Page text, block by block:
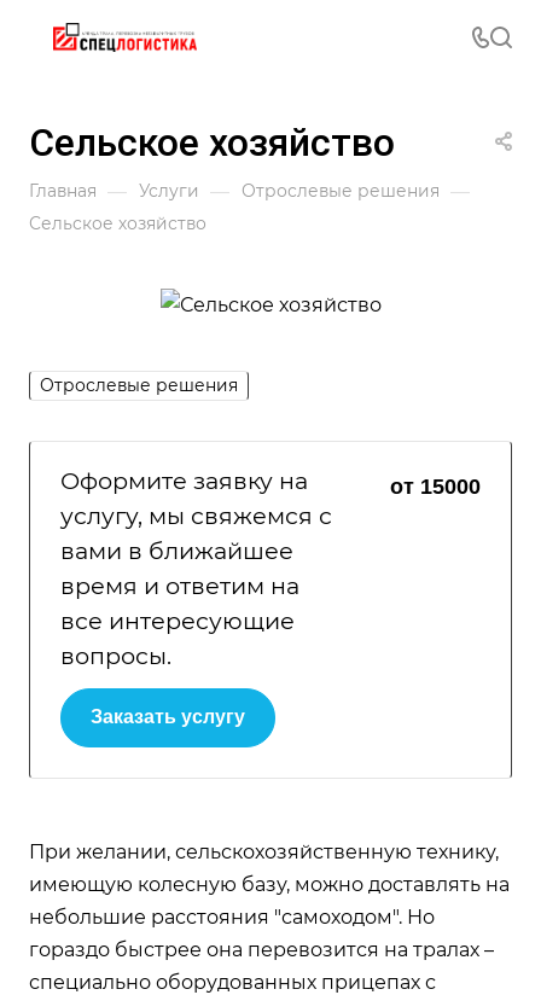
Сельское хозяйство
Главная — Услуги — Отрослевые решения —
Сельское хозяйство
Отрослевые решения
Оформите заявку на
услугу, мы свяжемся с
вами в ближайшее
время и ответим на
все интересующие
вопросы.
от 15000
Заказать услугу
При желании, сельскохозяйственную технику,
имеющую колесную базу, можно доставлять на
небольшие расстояния "самоходом". Но
гораздо быстрее она перевозится на тралах –
специально оборудованных прицепах с